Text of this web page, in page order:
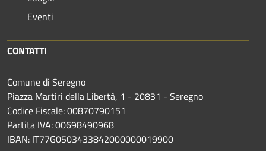
Eventi
CONTATTI
Comune di Seregno
Piazza Martiri della Libertà, 1 - 20831 - Seregno
Codice Fiscale: 00870790151
Partita IVA: 00698490968
IBAN: IT77G0503433842000000019900